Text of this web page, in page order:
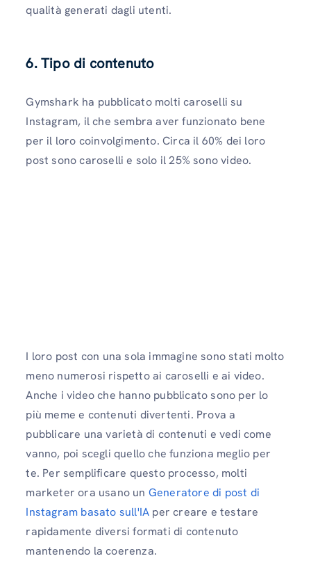
qualità generati dagli utenti.
6. Tipo di contenuto
Gymshark ha pubblicato molti caroselli su
Instagram, il che sembra aver funzionato bene
per il loro coinvolgimento. Circa il 60% dei loro
post sono caroselli e solo il 25% sono video.
I loro post con una sola immagine sono stati molto
meno numerosi rispetto ai caroselli e ai video.
Anche i video che hanno pubblicato sono per lo
più meme e contenuti divertenti. Prova a
pubblicare una varietà di contenuti e vedi come
vanno, poi scegli quello che funziona meglio per
te. Per semplificare questo processo, molti
marketer ora usano un Generatore di post di
Instagram basato sull'IA per creare e testare
rapidamente diversi formati di contenuto
mantenendo la coerenza.